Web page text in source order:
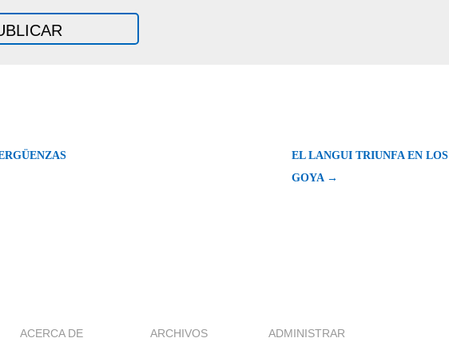
EL LANGUI TRIUNFA EN LOS
GOYA →
ACERCA DE ARCHIVOS ADMINISTRAR